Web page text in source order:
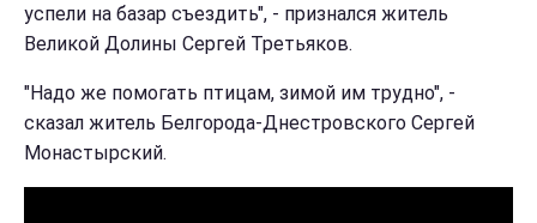
успели на базар съездить", - признался житель
Великой Долины Сергей Третьяков.
"Надо же помогать птицам, зимой им трудно", -
сказал житель Белгорода-Днестровского Сергей
Монастырский.